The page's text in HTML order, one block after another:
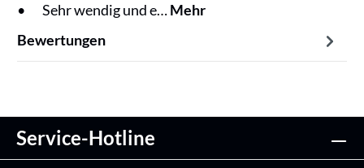
• Sehr wendig und e…Mehr
Bewertungen
Service-Hotline